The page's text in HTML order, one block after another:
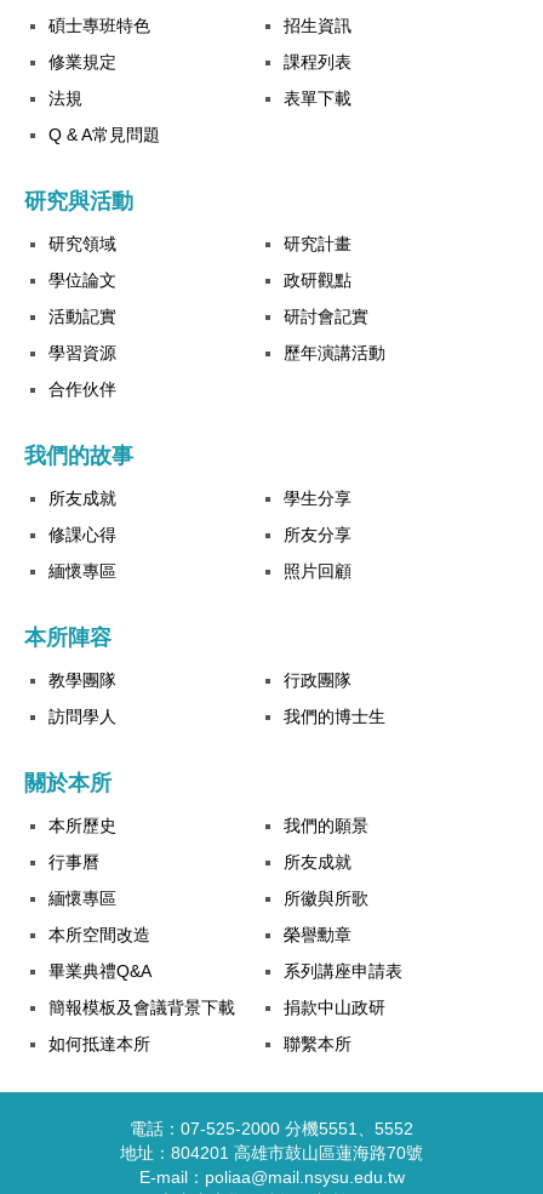
碩士專班特色
招生資訊
修業規定
課程列表
法規
表單下載
Q & A常見問題
研究與活動
研究領域
研究計畫
學位論文
政研觀點
活動記實
研討會記實
學習資源
歷年演講活動
合作伙伴
我們的故事
所友成就
學生分享
修課心得
所友分享
緬懷專區
照片回顧
本所陣容
教學團隊
行政團隊
訪問學人
我們的博士生
關於本所
本所歷史
我們的願景
行事曆
所友成就
緬懷專區
所徽與所歌
本所空間改造
榮譽勳章
畢業典禮Q&A
系列講座申請表
簡報模板及會議背景下載
捐款中山政研
如何抵達本所
聯繫本所
電話：07-525-2000 分機5551、5552
地址：804201 高雄市鼓山區蓮海路70號
E-mail：poliaa@mail.nsysu.edu.tw